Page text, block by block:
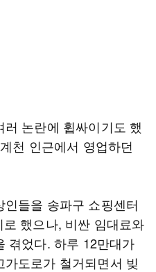
논란에 휩싸이기도 했
천 인근에서 영업하던
들을 송파구 쇼핑센터
로 했으나, 비싼 임대료와
겪었다. 하루 12만대가
도로가 철거되면서 빚